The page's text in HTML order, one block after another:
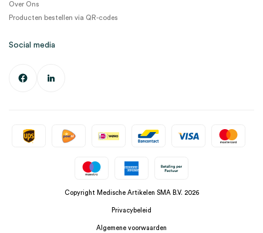
Over Ons
Producten bestellen via QR-codes
Social media
Copyright Medische Artikelen SMA B.V. 2026
Privacybeleid
Algemene voorwaarden